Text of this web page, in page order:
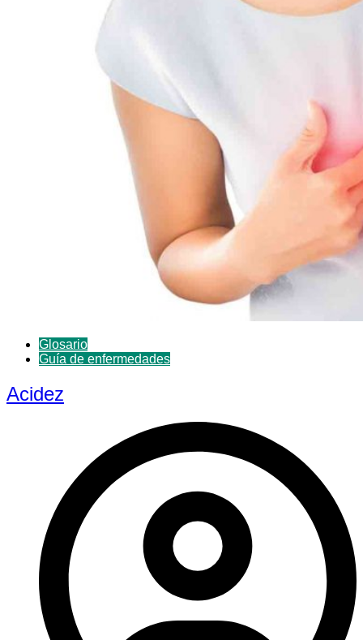
Glosario
Guía de enfermedades
Acidez